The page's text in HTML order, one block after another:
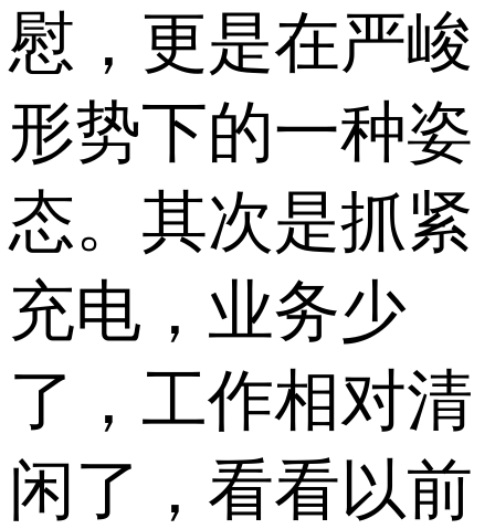
慰，更是在严峻
形势下的一种姿
态。其次是抓紧
充电，业务少
了，工作相对清
闲了，看看以前